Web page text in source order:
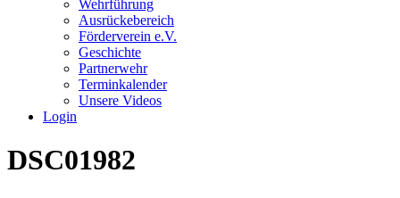
Wehrführung
Ausrückebereich
Förderverein e.V.
Geschichte
Partnerwehr
Terminkalender
Unsere Videos
Login
DSC01982